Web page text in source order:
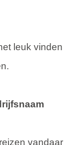
leuk vinden
vandaar